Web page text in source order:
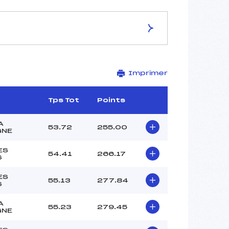
GENTIANES
2175
10390/12/11
Imprimer
Tps Tot Points
53.72 255.00
54.41 266.17
55.13 277.84
55.23 279.45